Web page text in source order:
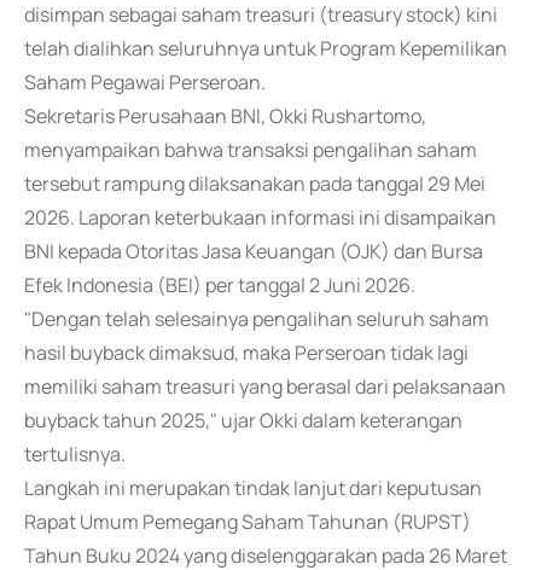
disimpan sebagai saham treasuri (treasury stock) kini
telah dialihkan seluruhnya untuk Program Kepemilikan
Saham Pegawai Perseroan.
Sekretaris Perusahaan BNI, Okki Rushartomo,
menyampaikan bahwa transaksi pengalihan saham
tersebut rampung dilaksanakan pada tanggal 29 Mei
2026. Laporan keterbukaan informasi ini disampaikan
BNI kepada Otoritas Jasa Keuangan (OJK) dan Bursa
Efek Indonesia (BEI) per tanggal 2 Juni 2026.
"Dengan telah selesainya pengalihan seluruh saham
hasil buyback dimaksud, maka Perseroan tidak lagi
memiliki saham treasuri yang berasal dari pelaksanaan
buyback tahun 2025," ujar Okki dalam keterangan
tertulisnya.
Langkah ini merupakan tindak lanjut dari keputusan
Rapat Umum Pemegang Saham Tahunan (RUPST)
Tahun Buku 2024 yang diselenggarakan pada 26 Maret